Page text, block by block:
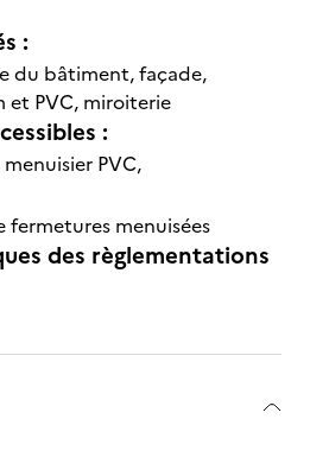
:
du bâtiment, façade,
et PVC, miroiterie
:
PVC,
fermetures menuisées
des règlementations